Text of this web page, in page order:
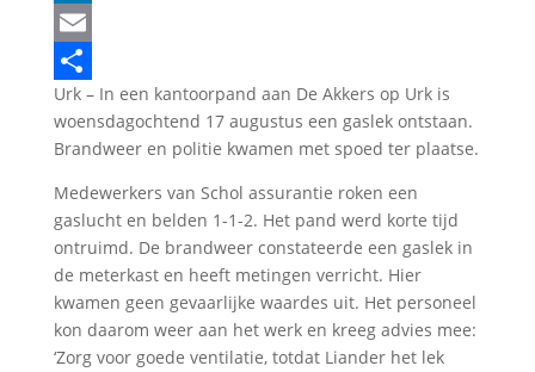
LinkedIn
Email
Delen
Urk – In een kantoorpand aan De Akkers op Urk is
woensdagochtend 17 augustus een gaslek ontstaan.
Brandweer en politie kwamen met spoed ter plaatse.
Medewerkers van Schol assurantie roken een
gaslucht en belden 1-1-2. Het pand werd korte tijd
ontruimd. De brandweer constateerde een gaslek in
de meterkast en heeft metingen verricht. Hier
kwamen geen gevaarlijke waardes uit. Het personeel
kon daarom weer aan het werk en kreeg advies mee:
‘Zorg voor goede ventilatie, totdat Liander het lek